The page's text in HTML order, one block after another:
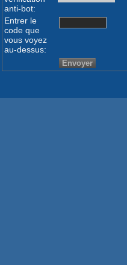
anti-bot:
Entrer le
code que
vous voyez
au-dessus: